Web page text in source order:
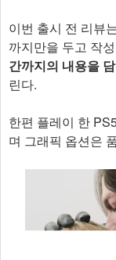
이번 출시 전 리뷰
까지만을 두고 작
간까지의 내용을
린다.
한편 플레이 한
며 그래픽 옵션은